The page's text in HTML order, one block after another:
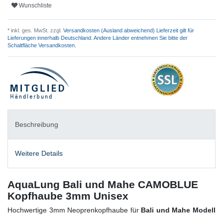
Wunschliste
* inkl. ges. MwSt. zzgl. Versandkosten (Ausland abweichend) Lieferzeit gilt für
Lieferungen innerhalb Deutschland. Andere Länder entnehmen Sie bitte der
Schaltfläche Versandkosten.
Beschreibung
Weitere Details
AquaLung Bali und Mahe CAMOBLUE
Kopfhaube 3mm Unisex
Hochwertige 3mm Neoprenkopfhaube für Bali und Mahe Modell